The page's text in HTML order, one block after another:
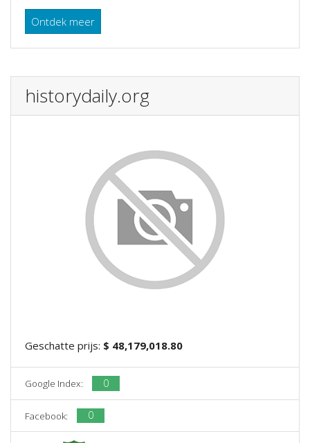
Ontdek meer
historydaily.org
Geschatte prijs: $ 48,179,018.80
Google Index: 0
Facebook: 0